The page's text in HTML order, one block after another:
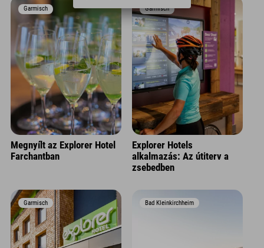
Garmisch
Megnyílt az Explorer Hotel
Farchantban
Garmisch
Explorer Hotels
alkalmazás: Az útiterv a
zsebedben
Garmisch Bad Kleinkirchheim